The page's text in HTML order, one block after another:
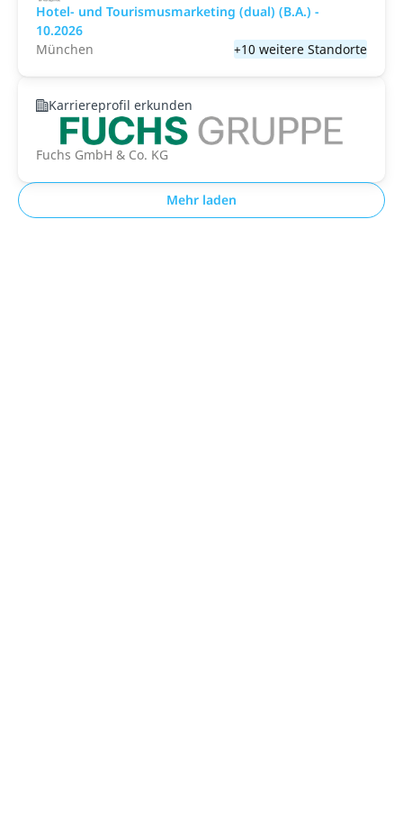
Hotel- und Tourismusmarketing (dual) (B.A.) -
10.2026
München
+10 weitere Standorte
Karriereprofil erkunden
Fuchs GmbH & Co. KG
Mehr laden